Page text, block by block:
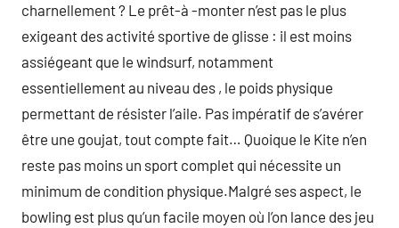
charnellement ? Le prêt-à -monter n’est pas le plus
exigeant des activité sportive de glisse : il est moins
assiégeant que le windsurf, notamment
essentiellement au niveau des , le poids physique
permettant de résister l’aile. Pas impératif de s’avérer
être une goujat, tout compte fait… Quoique le Kite n’en
reste pas moins un sport complet qui nécessite un
minimum de condition physique.Malgré ses aspect, le
bowling est plus qu’un facile moyen où l’on lance des jeu